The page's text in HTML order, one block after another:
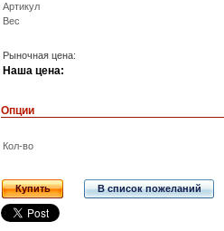
Артикул
Вес
Рыночная цена:
Наша цена:
Опции
Кол-во
Купить В список пожеланий